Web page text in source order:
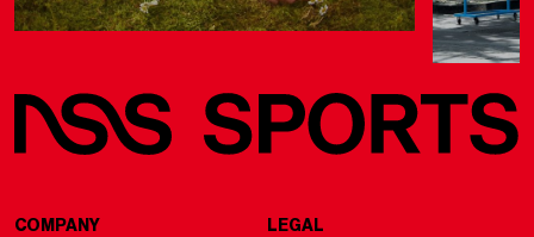
COMPANY LEGAL